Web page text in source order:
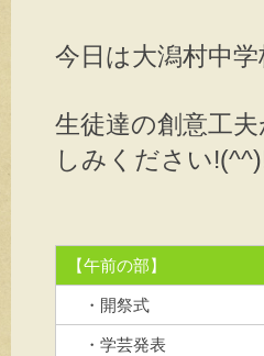
o
k
今日は大潟村中
生徒達の創意工
しみください
【午前の部】
・開祭式
・学芸発表